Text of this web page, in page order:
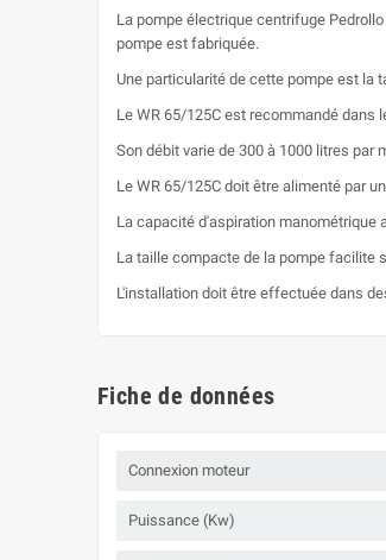
La pompe électrique centrifuge
pompe est fabriquée.
Une particularité de cette pompe est la
Le WR 65/125C est recommandé
Son débit varie de 300 à 1000 litres par
Le WR 65/125C doit être alimenté par
La capacité d'aspiration manométrique
La taille compacte de la pompe facilite
L'installation doit être effectuée dans
Fiche de données
Connexion moteur
Puissance (Kw)